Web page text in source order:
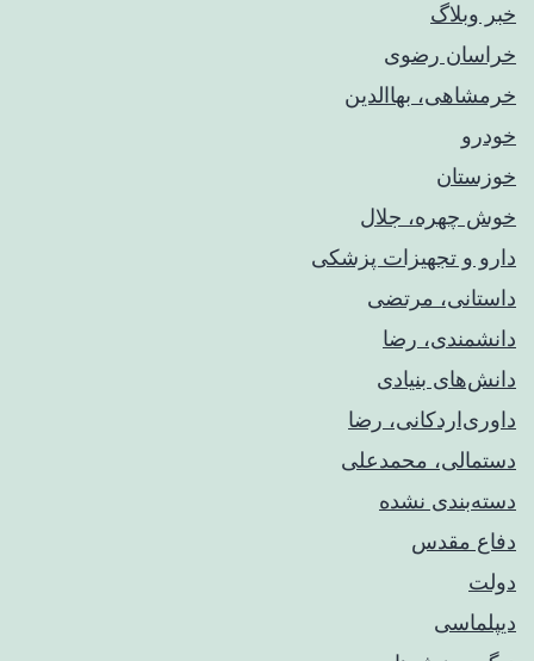
خبر وبلاگ
خراسان رضوی
خرمشاهی، بهاالدین
خودرو
خوزستان
خوش چهره، جلال
دارو و تجهیزات پزشکی
داستانی، مرتضی
دانشمندی، رضا
دانش‌های بنیادی
داوری‌اردکانی، رضا
دستمالی، محمدعلی
دسته‌بندی نشده
دفاع مقدس
دولت
دیپلماسی